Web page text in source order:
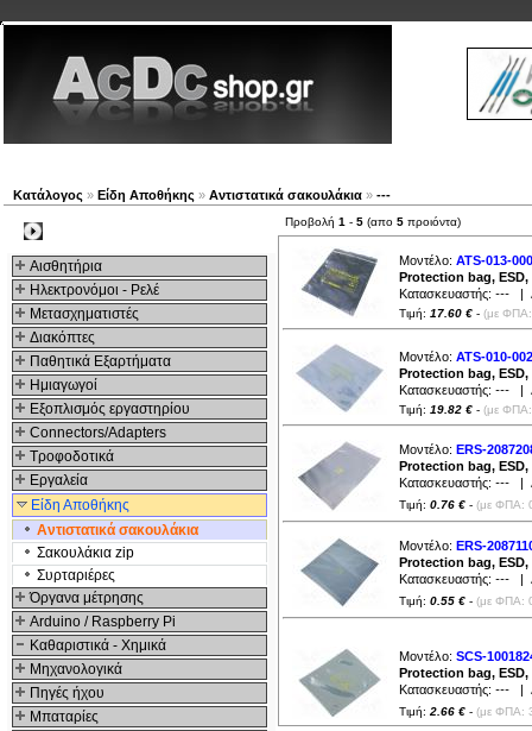
Κατάλογος » Είδη Αποθήκης » Αντιστατικά σακουλάκια » ---
Αισθητήρια
Ηλεκτρονόμοι - Ρελέ
Μετασχηματιστές
Διακόπτες
Παθητικά Εξαρτήματα
Hμιαγωγοί
Εξοπλισμός εργαστηρίου
Connectors/Adapters
Τροφοδοτικά
Εργαλεία
Είδη Αποθήκης
Αντιστατικά σακουλάκια
Σακουλάκια zip
Συρταριέρες
Όργανα μέτρησης
Arduino / Raspberry Pi
Καθαριστικά - Χημικά
Μηχανολογικά
Πηγές ήχου
Μπαταρίες
Προβολή 1 - 5 (απο 5 προιόντα)
Μοντέλο: ATS-013-
Protection bag, ESD,
Κατασκευαστής: --- |
Τιμή: 17.60 € - (με
Μοντέλο: ATS-010-
Protection bag, ESD,
Κατασκευαστής: --- |
Τιμή: 19.82 € - (με
Μοντέλο: ERS-
Protection bag, ESD,
Κατασκευαστής: --- |
Τιμή: 0.76 € - (με ΦΠΑ:
Μοντέλο: ERS-
Protection bag, ESD,
Κατασκευαστής: --- |
Τιμή: 0.55 € - (με ΦΠΑ:
Μοντέλο: SCS-
Protection bag, ESD,
Κατασκευαστής: --- |
Τιμή: 2.66 € - (με ΦΠΑ: